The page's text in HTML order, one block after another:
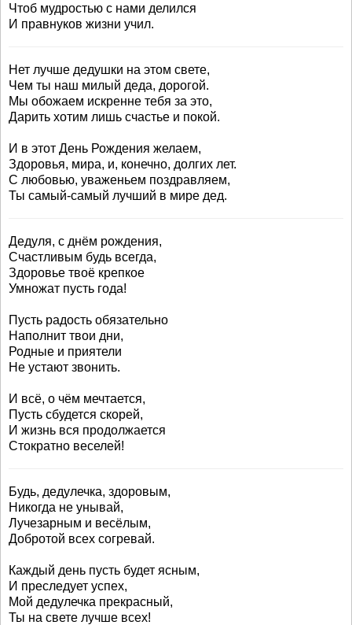
Чтоб мудростью с нами делился
И правнуков жизни учил.
Нет лучше дедушки на этом свете,
Чем ты наш милый деда, дорогой.
Мы обожаем искренне тебя за это,
Дарить хотим лишь счастье и покой.
И в этот День Рождения желаем,
Здоровья, мира, и, конечно, долгих лет.
С любовью, уваженьем поздравляем,
Ты самый-самый лучший в мире дед.
Дедуля, с днём рождения,
Счастливым будь всегда,
Здоровье твоё крепкое
Умножат пусть года!
Пусть радость обязательно
Наполнит твои дни,
Родные и приятели
Не устают звонить.
И всё, о чём мечтается,
Пусть сбудется скорей,
И жизнь вся продолжается
Стократно веселей!
Будь, дедулечка, здоровым,
Никогда не унывай,
Лучезарным и весёлым,
Добротой всех согревай.
Каждый день пусть будет ясным,
И преследует успех,
Мой дедулечка прекрасный,
Ты на свете лучше всех!